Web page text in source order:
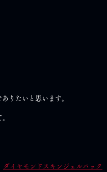
りたいと思います。
ダイヤモンドスキンジェルパック